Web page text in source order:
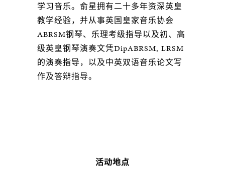
学习音乐。俞星拥有二十多年资深英皇
教学经验，并从事英国皇家音乐协会
ABRSM钢琴、乐理考级指导以及初、高
级英皇钢琴演奏文凭DipABRSM, LRSM
的演奏指导，以及中英双语音乐论文写
作及答辩指导。
活动地点